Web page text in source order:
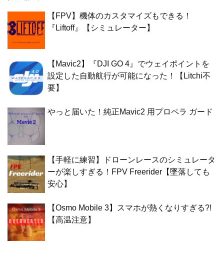
【FPV】機体のカスタマイズもできる！
『Liftoff』【シミュレーター】
【Mavic2】『DJI GO 4』でウェイポイントを
設定した自動航行が可能になった！【Litchi不
要】
やっと届いた！純正Mavic2 用プロペラ ガード
【手軽に練習】ドローンレースのシミュレータ
ーが楽しすぎる！FPV Freerider【墜落しても
安心】
【Osmo Mobile 3】スマホが熱くなりすぎる?!
【高温注意】